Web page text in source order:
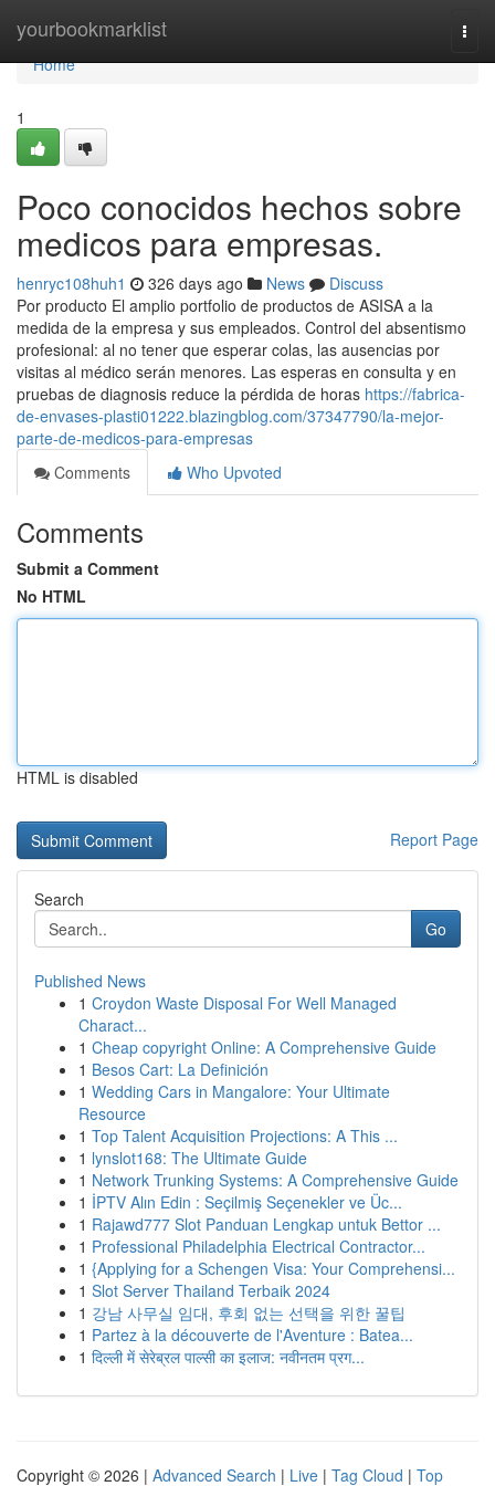
yourbookmarklist
Home
Home
1
Poco conocidos hechos sobre
medicos para empresas.
henryc108huh1 326 days ago News
Discuss
Por producto El amplio portfolio de productos de ASISA a la
medida de la empresa y sus empleados. Control del absentismo
profesional: al no tener que esperar colas, las ausencias por
visitas al médico serán menores. Las esperas en consulta y en
pruebas de diagnosis reduce la pérdida de horas https://fabrica-
de-envases-plasti01222.blazingblog.com/37347790/la-mejor-
parte-de-medicos-para-empresas
Comments
Who Upvoted
Comments
Submit a Comment
No HTML
HTML is disabled
Report Page
Search
Go
Published News
1 Croydon Waste Disposal For Well Managed
Charact...
1 Cheap copyright Online: A Comprehensive Guide
1 Besos Cart: La Definición
1 Wedding Cars in Mangalore: Your Ultimate
Resource
1 Top Talent Acquisition Projections: A This ...
1 lynslot168: The Ultimate Guide
1 Network Trunking Systems: A Comprehensive Guide
1 İPTV Alın Edin : Seçilmiş Seçenekler ve Üc...
1 Rajawd777 Slot Panduan Lengkap untuk Bettor ...
1 Professional Philadelphia Electrical Contractor...
1 {Applying for a Schengen Visa: Your Comprehensi...
1 Slot Server Thailand Terbaik 2024
1 강남 사무실 임대, 후회 없는 선택을 위한 꿀팁
1 Partez à la découverte de l'Aventure : Batea...
1 दिल्ली में सेरेब्रल पाल्सी का इलाज: नवीनतम प्रग...
Copyright © 2026 | Advanced Search | Live | Tag Cloud | Top